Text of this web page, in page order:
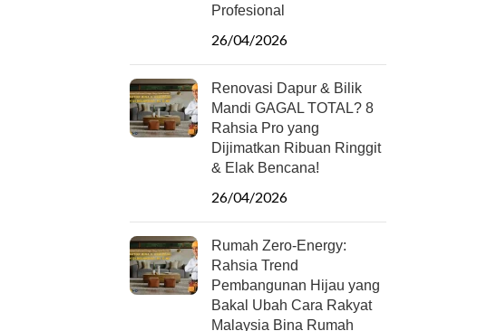
Profesional
26/04/2026
Renovasi Dapur & Bilik
Mandi GAGAL TOTAL? 8
Rahsia Pro yang
Dijimatkan Ribuan Ringgit
& Elak Bencana!
26/04/2026
Rumah Zero-Energy:
Rahsia Trend
Pembangunan Hijau yang
Bakal Ubah Cara Rakyat
Malaysia Bina Rumah